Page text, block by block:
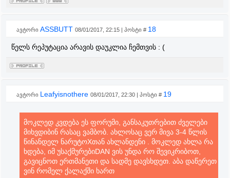
ავტორი ASSBUTT 08/01/2017, 22:15 | პოსტი # 18
წელს რეპუტაცია არავის დაუკლია ჩემთვის : (
ავტორი Leafyisnothere 08/01/2017, 22:30 | პოსტი # 19
მოკლედ კვდება ეს ფორუმი, განსაკუთრებით ძველები
მიხვდიბინ რასაც ვამბობ. ახლოსაც ვერ მივა 3-4 წლის
წინანდელ ნარუტოXთან ახლანდენი . მოკლედ ახლა რა
ხდება, იმ უსაქმურებიDAN ვის უნდა რო შევიკრიბოთ,
გავიცნოთ ერთმანეთი და სადმე დავსხდეთ. აბა დაწერეთ
ვინ რომელ ქალაქში ხართ